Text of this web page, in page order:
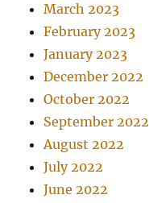
March 2023
February 2023
January 2023
December 2022
October 2022
September 2022
August 2022
July 2022
June 2022